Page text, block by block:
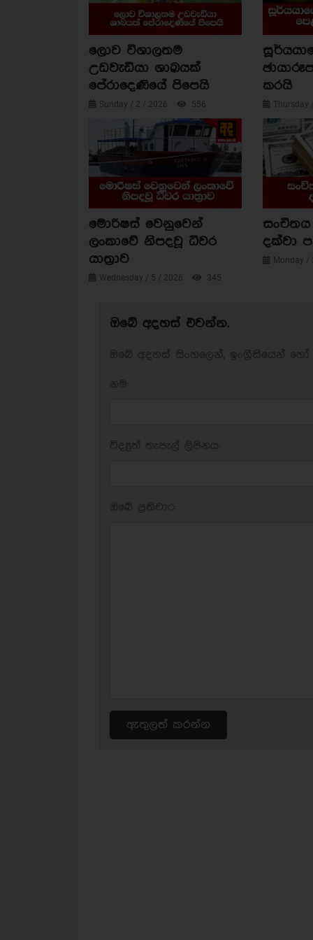
ලොව විශාලතම
උඩවැඩියා ශාඛයක්
පේරාදෙණියේ පිපෙයි
Sunday / 2 / 2026 556
කරයි
මොරිෂස් වෙනුවෙන්
ලංකාවේ නිපදවූ ධීවර
යාත්‍රාව
Wednesday / 5 / 2026 345
සංචිතය
දක්වා
Monday
ඔබේ අදහස් එවන්න.
ඇතුලත් කරන්න